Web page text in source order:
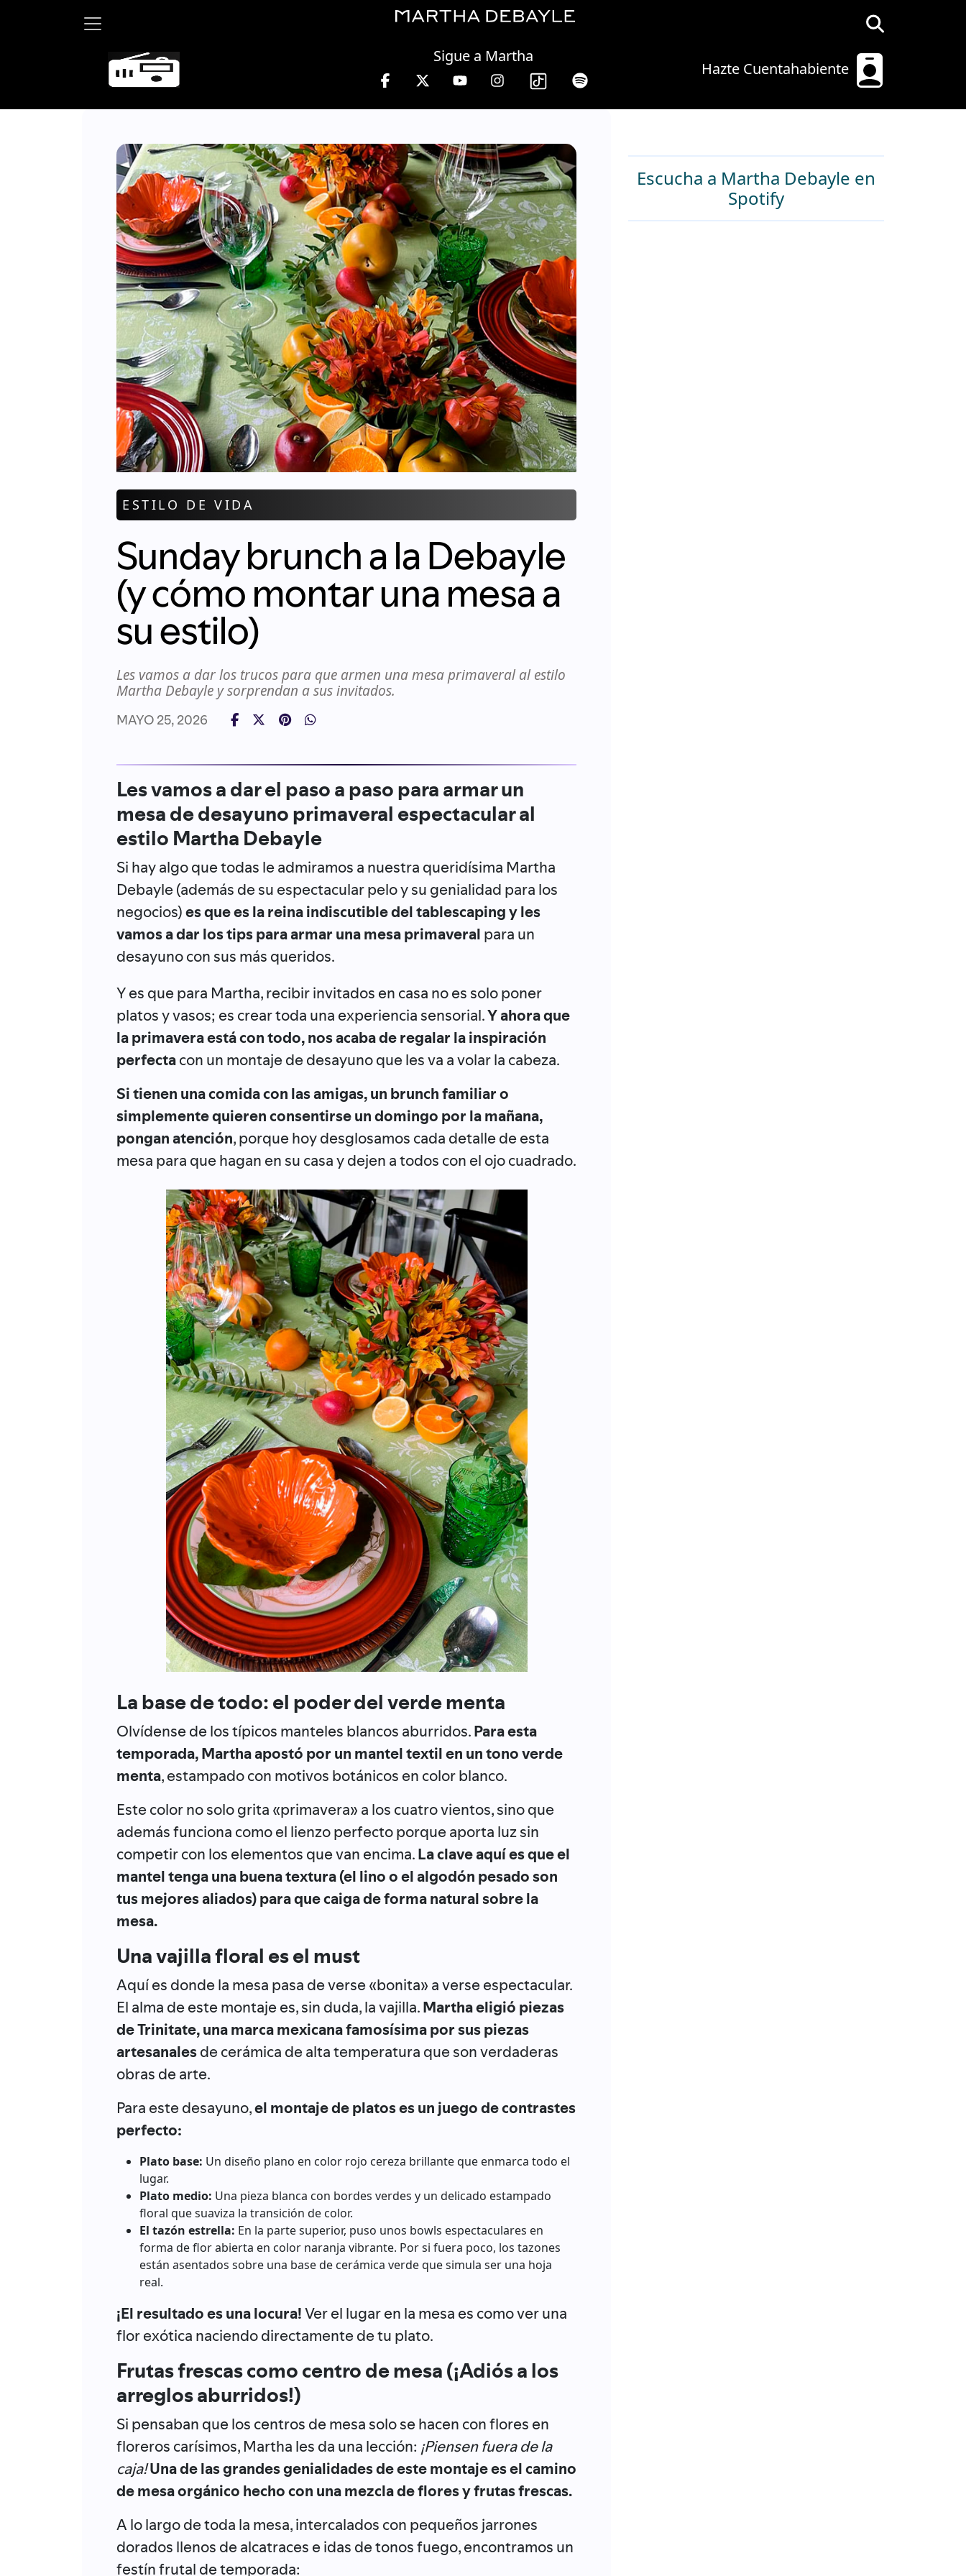
Hazte Cuentahabiente
Sigue a Martha
Martha Debayle en W, lunes a viernes de 10 a 13 hrs.
ESTILO DE VIDA
Sunday brunch a la Debayle
(y cómo montar una mesa a
su estilo)
Les vamos a dar los trucos para que armen una mesa primaveral al estilo
Martha Debayle y sorprendan a sus invitados.
MAYO 25, 2026
Les vamos a dar el paso a paso para armar un
mesa de desayuno primaveral espectacular al
estilo Martha Debayle
Si hay algo que todas le admiramos a nuestra queridísima Martha
Debayle (además de su espectacular pelo y su genialidad para los
negocios)es que es la reina indiscutible del tablescaping y les
vamos a dar los tips para armar una mesa primaveral para un
desayuno con sus más queridos.
Y es que para Martha, recibir invitados en casa no es solo poner
platos y vasos; es crear toda una experiencia sensorial.Y ahora que
la primavera está con todo, nos acaba de regalar la inspiración
perfectacon un montaje de desayuno que les va a volar la cabeza.
Si tienen una comida con las amigas, un brunch familiar o
simplemente quieren consentirse un domingo por la mañana,
pongan atención, porque hoy desglosamos cada detalle de esta
mesa para que hagan en su casa y dejen a todos con el ojo cuadrado.
La base de todo: el poder del verde menta
Olvídense de los típicos manteles blancos aburridos.Para esta
temporada, Martha apostó por un mantel textil en un tono verde
menta, estampado con motivos botánicos en color blanco.
Este color no solo grita «primavera» a los cuatro vientos, sino que
además funciona como el lienzo perfecto porque aporta luz sin
competir con los elementos que van encima.La clave aquí es que el
mantel tenga una buena textura (el lino o el algodón pesado son
tus mejores aliados) para que caiga de forma natural sobre la
mesa.
Una vajilla floral es el must
Aquí es donde la mesa pasa de verse «bonita» a verse espectacular.
El alma de este montaje es, sin duda, la vajilla.Martha eligió piezas
de Trinitate, una marca mexicana famosísima por sus piezas
artesanalesde cerámica de alta temperatura que son verdaderas
obras de arte.
Para este desayuno,el montaje de platos es un juego de contrastes
perfecto:
Plato base: Un diseño plano en color rojo cereza brillante que enmarca todo el
lugar.
Plato medio: Una pieza blanca con bordes verdes y un delicado estampado
floral que suaviza la transición de color.
El tazón estrella: En la parte superior, puso unos bowls espectaculares en
forma de flor abierta en color naranja vibrante. Por si fuera poco, los tazones
están asentados sobre una base de cerámica verde que simula ser una hoja
real.
¡El resultado es una locura!Ver el lugar en la mesa es como ver una
flor exótica naciendo directamente de tu plato.
Frutas frescas como centro de mesa (¡Adiós a los
arreglos aburridos!)
Si pensaban que los centros de mesa solo se hacen con flores en
floreros carísimos, Martha les da una lección: ¡Piensen fuera de la
caja!Una de las grandes genialidades de este montaje es el camino
de mesa orgánico hecho con una mezcla de flores y frutas frescas.
A lo largo de toda la mesa, intercalados con pequeños jarrones
dorados llenos de alcatraces e idas de tonos fuego, encontramos un
festín frutal de temporada:
Escucha a Martha Debayle en
Spotify